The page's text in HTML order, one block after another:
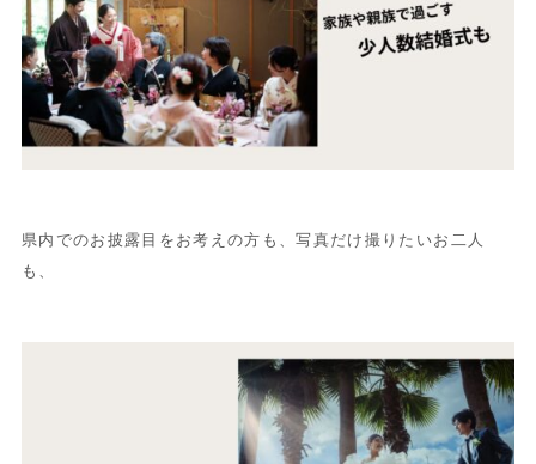
県内でのお披露目をお考えの方も、写真だけ撮りたいお二人
も、